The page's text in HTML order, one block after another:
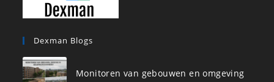
Dexman Blogs
Monitoren van gebouwen en omgeving